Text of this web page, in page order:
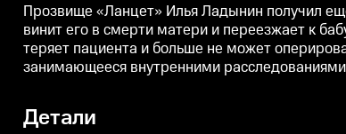
Прозвище «Ланцет» Илья Ладынин получил
винит его в смерти матери и переезжает к
теряет пациента и больше не может
занимающееся внутренними
Детали